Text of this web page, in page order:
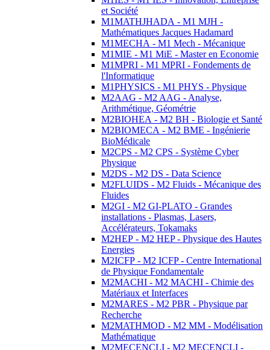
et Société
M1MATHJHADA - M1 MJH -
Mathématiques Jacques Hadamard
M1MECHA - M1 Mech - Mécanique
M1MIE - M1 MiE - Master en Economie
M1MPRI - M1 MPRI - Fondements de
l'Informatique
M1PHYSICS - M1 PHYS - Physique
M2AAG - M2 AAG - Analyse,
Arithmétique, Géométrie
M2BIOHEA - M2 BH - Biologie et Santé
M2BIOMECA - M2 BME - Ingénierie
BioMédicale
M2CPS - M2 CPS - Système Cyber
Physique
M2DS - M2 DS - Data Science
M2FLUIDS - M2 Fluids - Mécanique des
Fluides
M2GI - M2 GI-PLATO - Grandes
installations - Plasmas, Lasers,
Accélérateurs, Tokamaks
M2HEP - M2 HEP - Physique des Hautes
Energies
M2ICFP - M2 ICFP - Centre International
de Physique Fondamentale
M2MACHI - M2 MACHI - Chimie des
Matériaux et Interfaces
M2MARES - M2 PBR - Physique par
Recherche
M2MATHMOD - M2 MM - Modélisation
Mathématique
M2MECENCLI - M2 MECENCLI -